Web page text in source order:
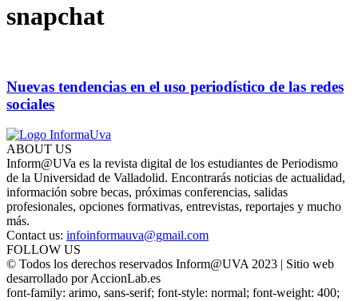
snapchat
Nuevas tendencias en el uso periodístico de las redes
sociales
ABOUT US
Inform@UVa es la revista digital de los estudiantes de Periodismo
de la Universidad de Valladolid. Encontrarás noticias de actualidad,
información sobre becas, próximas conferencias, salidas
profesionales, opciones formativas, entrevistas, reportajes y mucho
más.
Contact us: infoinformauva@gmail.com
FOLLOW US
© Todos los derechos reservados Inform@UVA 2023 | Sitio web
desarrollado por AccionLab.es
font-family: arimo, sans-serif; font-style: normal; font-weight: 400;